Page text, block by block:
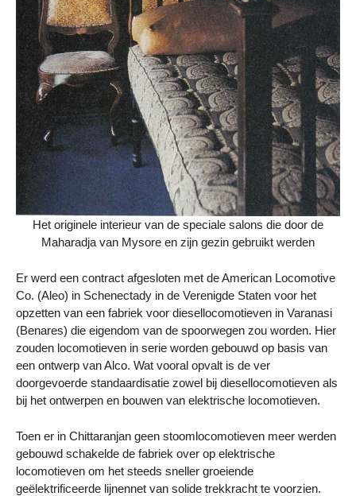
Het originele interieur van de speciale salons die door de
Maharadja van Mysore en zijn gezin gebruikt werden
Er werd een contract afgesloten met de American Locomotive
Co. (Aleo) in Schenectady in de Verenigde Staten voor het
opzetten van een fabriek voor diesellocomotieven in Varanasi
(Benares) die eigendom van de spoorwegen zou worden. Hier
zouden locomotieven in serie worden gebouwd op basis van
een ontwerp van Alco. Wat vooral opvalt is de ver
doorgevoerde standaardisatie zowel bij diesellocomotieven als
bij het ontwerpen en bouwen van elektrische locomotieven.
Toen er in Chittaranjan geen stoomlocomotieven meer werden
gebouwd schakelde de fabriek over op elektrische
locomotieven om het steeds sneller groeiende
geëlektrificeerde lijnennet van solide trekkracht te voorzien.